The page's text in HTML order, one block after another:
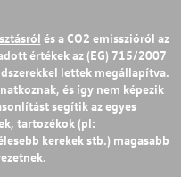
és a CO2 emisszióról az
értékek az (EG) 715/2007
lettek megállapítva.
és így nem képezik
segítik az egyes
tartozékok (pl:
kerekek stb.) magasabb